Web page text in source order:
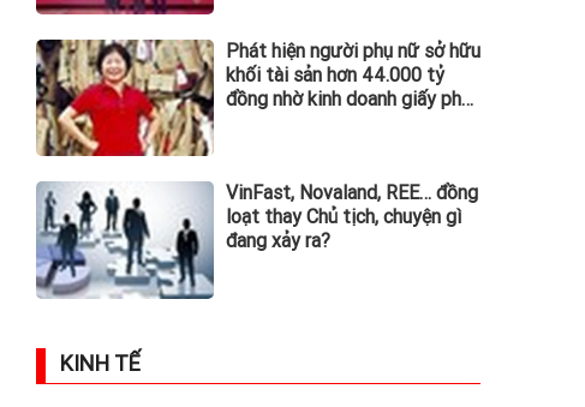
Phát hiện người phụ nữ sở hữu
khối tài sản hơn 44.000 tỷ
đồng nhờ kinh doanh giấy phế
VinFast, Novaland, REE… đồng
loạt thay Chủ tịch, chuyện gì
đang xảy ra?
KINH TẾ